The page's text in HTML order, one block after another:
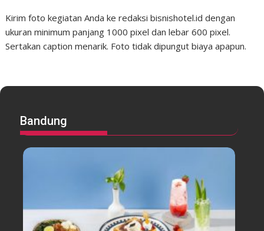
Kirim foto kegiatan Anda ke redaksi bisnishotel.id dengan
ukuran minimum panjang 1000 pixel dan lebar 600 pixel.
Sertakan caption menarik. Foto tidak dipungut biaya apapun.
Bandung